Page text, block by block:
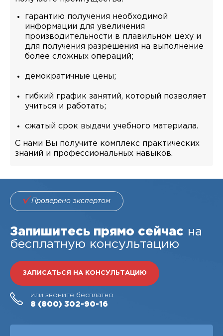
гарантию получения необходимой
информации для увеличения
производительности в плавильном цеху и
для получения разрешения на выполнение
более сложных операций;
демократичные цены;
гибкий график занятий, который позволяет
учиться и работать;
сжатый срок выдачи учебного материала.
С нами Вы получите комплекс практических
знаний и профессиональных навыков.
Проверено экспертом
Запишитесь прямо сейчас на
бесплатную консультацию
ЗАПИСАТЬСЯ НА КОНСУЛЬТАЦИЮ
или звоните бесплатно
8 (800) 302-90-16